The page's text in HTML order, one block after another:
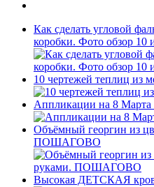
Как сделать угловой
коробки. Фото обзор 10
10 чертежей теплиц из
Аппликации на 8 Марта
Объёмный георгин из
ПОШАГОВО
Высокая ДЕТСКАЯ